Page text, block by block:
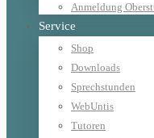
Anmeldung
Service
Shop
Downloads
Sprechstunden
WebUntis
Tutoren